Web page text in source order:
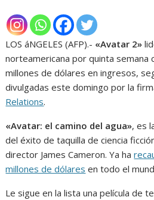
LOS áNGELES (AFP).- «Avatar 2»
norteamericana por quinta semana
millones de dólares en ingresos,
divulgadas este domingo por la
Relations.
«Avatar: el camino del agua», es
del éxito de taquilla de ciencia
director James Cameron. Ya ha
millones de dólares en todo el
Le sigue en la lista una película de